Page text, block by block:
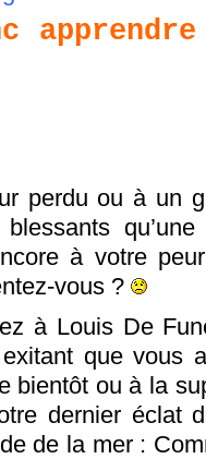
perdu ou à un
à votre
vous ?
à Louis De
que vous
bientôt ou à la
dernier éclat
de la mer :